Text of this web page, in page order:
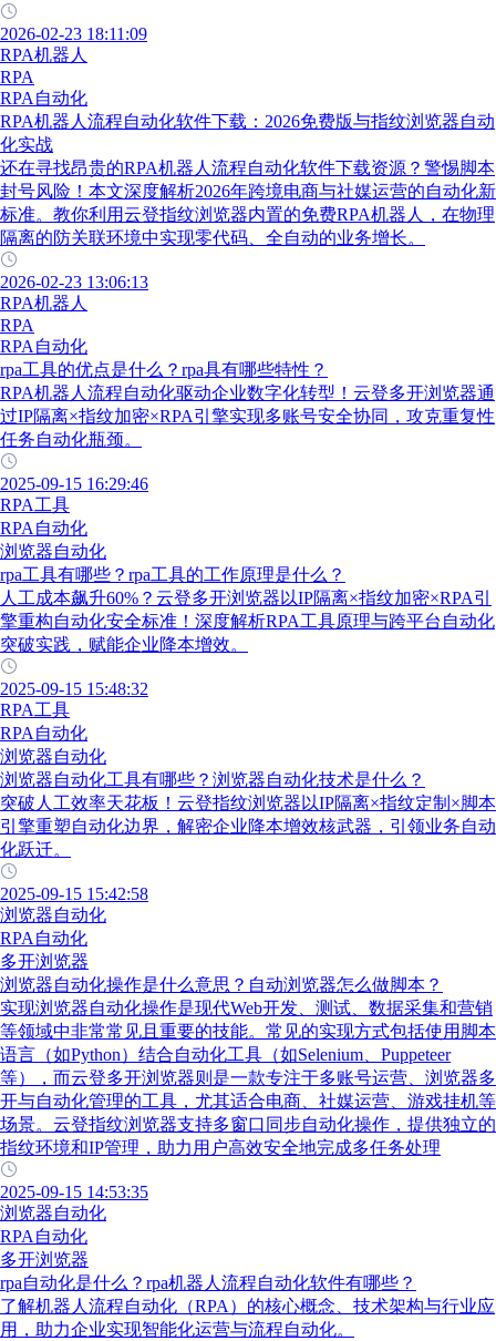
2026-02-23 18:11:09
RPA机器人
RPA
RPA自动化
RPA机器人流程自动化软件下载：2026免费版与指纹浏览器自动
化实战
还在寻找昂贵的RPA机器人流程自动化软件下载资源？警惕脚本
封号风险！本文深度解析2026年跨境电商与社媒运营的自动化新
标准。教你利用云登指纹浏览器内置的免费RPA机器人，在物理
隔离的防关联环境中实现零代码、全自动的业务增长。
2026-02-23 13:06:13
RPA机器人
RPA
RPA自动化
rpa工具的优点是什么？rpa具有哪些特性？
RPA机器人流程自动化驱动企业数字化转型！云登多开浏览器通
过IP隔离×指纹加密×RPA引擎实现多账号安全协同，攻克重复性
任务自动化瓶颈。
2025-09-15 16:29:46
RPA工具
RPA自动化
浏览器自动化
rpa工具有哪些？rpa工具的工作原理是什么？
人工成本飙升60%？云登多开浏览器以IP隔离×指纹加密×RPA引
擎重构自动化安全标准！深度解析RPA工具原理与跨平台自动化
突破实践，赋能企业降本增效。
2025-09-15 15:48:32
RPA工具
RPA自动化
浏览器自动化
浏览器自动化工具有哪些？浏览器自动化技术是什么？
突破人工效率天花板！云登指纹浏览器以IP隔离×指纹定制×脚本
引擎重塑自动化边界，解密企业降本增效核武器，引领业务自动
化跃迁。
2025-09-15 15:42:58
浏览器自动化
RPA自动化
多开浏览器
浏览器自动化操作是什么意思？自动浏览器怎么做脚本？
实现浏览器自动化操作是现代Web开发、测试、数据采集和营销
等领域中非常常见且重要的技能。常见的实现方式包括使用脚本
语言（如Python）结合自动化工具（如Selenium、Puppeteer
等），而云登多开浏览器则是一款专注于多账号运营、浏览器多
开与自动化管理的工具，尤其适合电商、社媒运营、游戏挂机等
场景。云登指纹浏览器支持多窗口同步自动化操作，提供独立的
指纹环境和IP管理，助力用户高效安全地完成多任务处理
2025-09-15 14:53:35
浏览器自动化
RPA自动化
多开浏览器
rpa自动化是什么？rpa机器人流程自动化软件有哪些？
了解机器人流程自动化（RPA）的核心概念、技术架构与行业应
用，助力企业实现智能化运营与流程自动化。